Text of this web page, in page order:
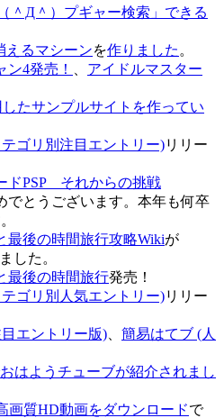
＾Д＾）プギャー検索」できる
えるマシーンを作りました 。
ン4発売！
アイドルマスター
たサンプルサイトを作ってい
ゴリ別注目エントリー)リリー
ドPSP それからの挑戦
でとうございます。本年も何卒
最後の時間旅行攻略Wikiが
した。
最後の時間旅行発売！
ゴリ別人気エントリー)リリー
エントリー版)
簡易はてブ (人
はようチューブが紹介されまし
画質HD動画をダウンロードで